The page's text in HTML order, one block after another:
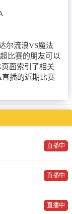
尔流浪VS魔法
比赛的朋友可以
面索引了相关
播的近期比赛
直播中
直播中
直播中